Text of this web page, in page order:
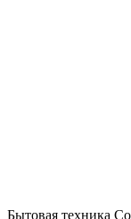
Бытовая техника